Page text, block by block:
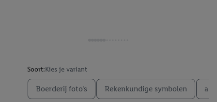
Soort:Kies je variant
Boerderij foto's Rekenkundige symbolen